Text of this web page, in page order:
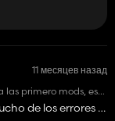
11 месяцев назад
primero mods, es
corregir, pero es
tengo experiencia en
de los errores la